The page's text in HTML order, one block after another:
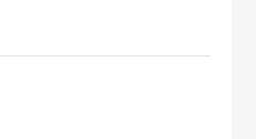
American Statistical Asso
介提出了一种自适应于任
度降低对样本量的需求，缓
的依赖。基于自适应最优损